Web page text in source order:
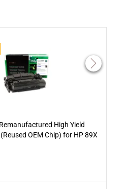
High Yield
OEM Chip) for HP 89X